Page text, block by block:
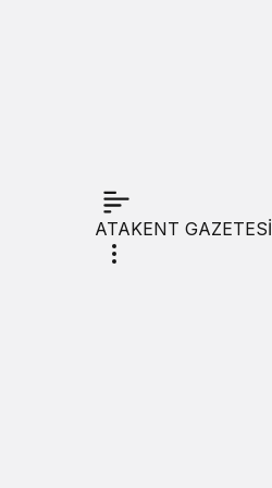
ATAKENT GAZETESİ